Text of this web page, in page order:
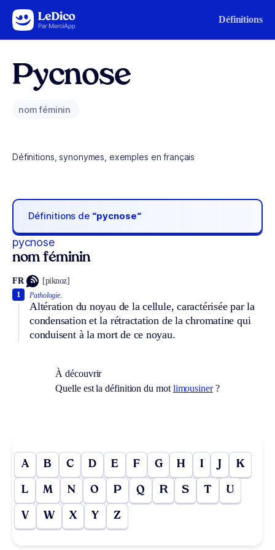
Aller au contenu Définitions
Pycnose
nom féminin
Définitions, synonymes, exemples en français
Définitions de “pycnose“
pycnose
nom féminin
FR [piknoz]
Pathologie.
Altération du noyau de la cellule, caractérisée par la
condensation et la rétractation de la chromatine qui
conduisent à la mort de ce noyau.
1
À découvrir
Quelle est la définition du mot limousiner?
A B C D E F G H I J K
L M N O P Q R S T U
V W X Y Z